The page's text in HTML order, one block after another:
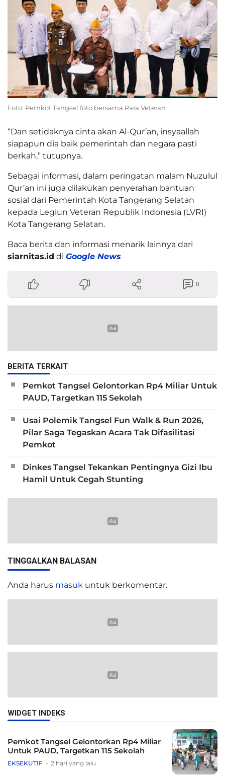
Foto: Pemkot Tangsel foto bersama Para Veteran
“Dan setidaknya cinta akan Al-Qur’an, insyaallah
siapapun dia baik pemerintah dan negara pasti
berkah,” tutupnya.
Sebagai informasi, dalam peringatan malam Nuzulul
Qur’an ini juga dilakukan penyerahan bantuan
sosial dari Pemerintah Kota Tangerang Selatan
kepada Legiun Veteran Republik Indonesia (LVRI)
Kota Tangerang Selatan.
Baca berita dan informasi menarik lainnya dari
siarnitas.id di Google News
0
BERITA TERKAIT
Pemkot Tangsel Gelontorkan Rp4 Miliar Untuk
PAUD, Targetkan 115 Sekolah
Usai Polemik Tangsel Fun Walk & Run 2026,
Pilar Saga Tegaskan Acara Tak Difasilitasi
Pemkot
Dinkes Tangsel Tekankan Pentingnya Gizi Ibu
Hamil Untuk Cegah Stunting
TINGGALKAN BALASAN
Anda harus masuk untuk berkomentar.
WIDGET INDEKS
Pemkot Tangsel Gelontorkan Rp4 Miliar
Untuk PAUD, Targetkan 115 Sekolah
EKSEKUTIF 2 hari yang lalu